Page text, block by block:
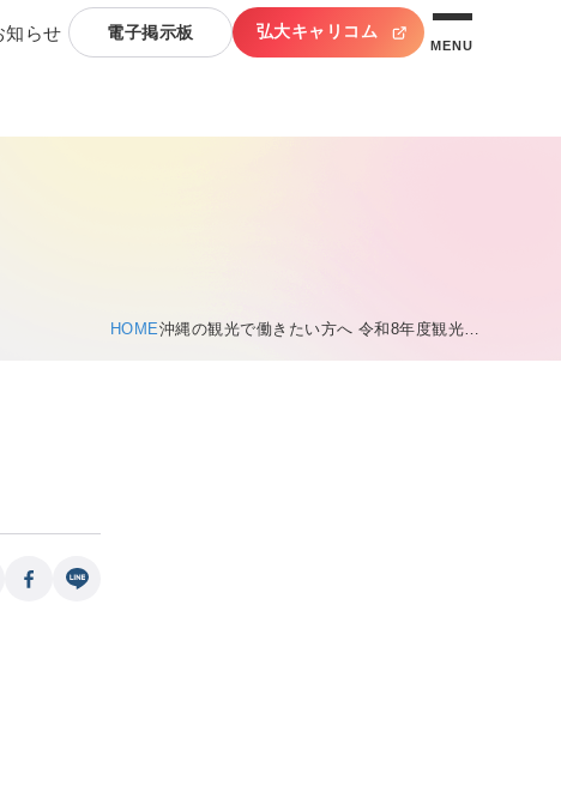
知らせ 電子掲示板 弘大キャリコム
MENU
HOME沖縄の観光で働きたい方へ 令和8年度観光…